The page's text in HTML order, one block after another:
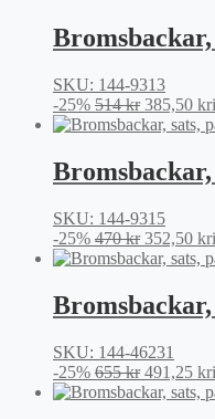
SKU: 144-9313
-25% 514kr Det
var:
514 kr.
385,50 kr
SKU: 144-9315
-25% 470kr Det
var:
470 kr.
352,50 kr
SKU: 144-46231
-25% 655kr Det
491,25 kr